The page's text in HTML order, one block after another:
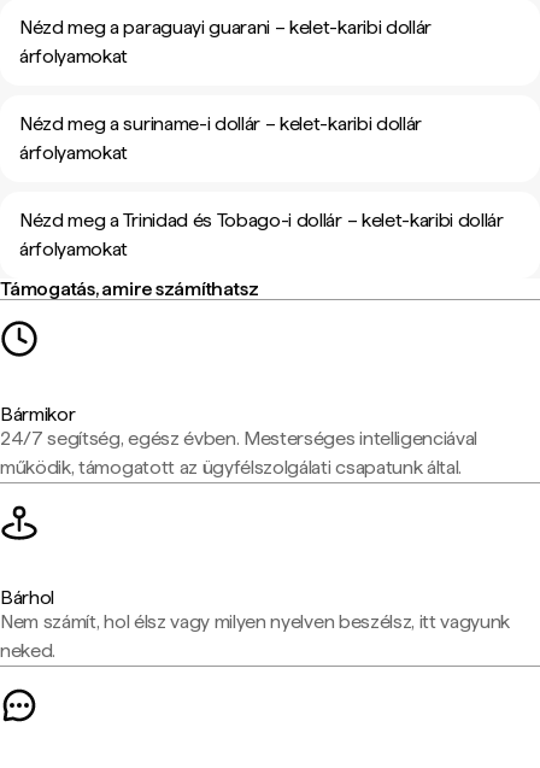
Nézd meg a paraguayi guarani – kelet-karibi dollár
árfolyamokat
Nézd meg a suriname-i dollár – kelet-karibi dollár
árfolyamokat
Nézd meg a Trinidad és Tobago-i dollár – kelet-karibi dollár
árfolyamokat
Támogatás, amire számíthatsz
Bármikor
24/7 segítség, egész évben. Mesterséges intelligenciával
működik, támogatott az ügyfélszolgálati csapatunk által.
Bárhol
Nem számít, hol élsz vagy milyen nyelven beszélsz, itt vagyunk
neked.